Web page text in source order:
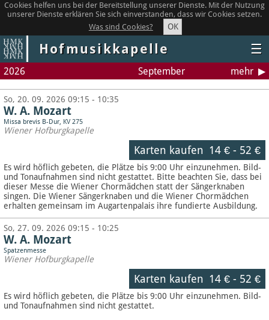
Cookies helfen uns bei der Bereitstellung unserer Dienste. Mit der Nutzung
unserer Dienste erklären Sie sich einverstanden, dass wir Cookies setzen.
Was sind Cookies?
OK
Hofmusikkapelle ☰
2026 September mehr
So, 20. 09. 2026 09:15 - 10:35
W. A. Mozart
Missa brevis B-Dur, KV 275
Wiener Hofburgkapelle
Karten kaufen 14 €- 52 €
Es wird höflich gebeten, die Plätze bis 9:00 Uhr einzunehmen. Bild-
und Tonaufnahmen sind nicht gestattet. Bitte beachten Sie, dass bei
dieser Messe die Wiener Chormädchen statt der Sängerknaben
singen. Die Wiener Sängerknaben und die Wiener Chormädchen
erhalten gemeinsam im Augartenpalais ihre fundierte Ausbildung.
So, 27. 09. 2026 09:15 - 10:25
W. A. Mozart
Spatzenmesse
Wiener Hofburgkapelle
Karten kaufen 14 €- 52 €
Es wird höflich gebeten, die Plätze bis 9:00 Uhr einzunehmen. Bild-
und Tonaufnahmen sind nicht gestattet.